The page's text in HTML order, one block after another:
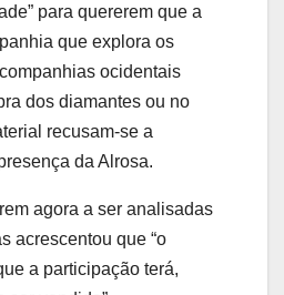
para quererem que a
que explora os
ocidentais
dos diamantes ou no
recusam-se a
da Alrosa.
agora a ser analisadas
acrescentou que “o
a participação terá,